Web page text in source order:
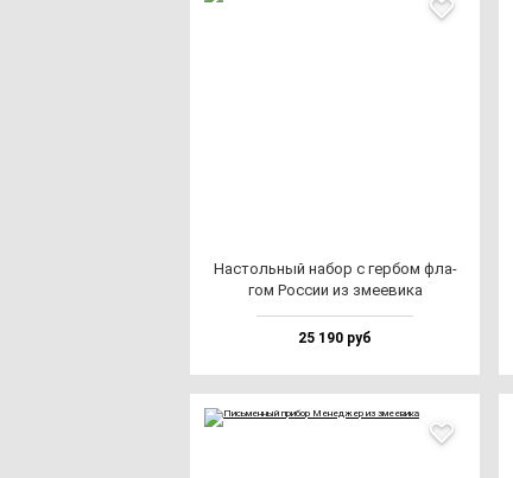
Нас­толь­ный на­бор с гер­бом фла­
гом Рос­сии из зме­еви­ка
25 190 руб